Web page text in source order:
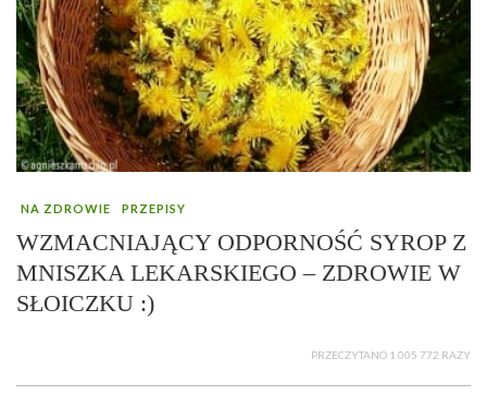
NA ZDROWIE PRZEPISY
WZMACNIAJĄCY ODPORNOŚĆ SYROP Z
MNISZKA LEKARSKIEGO – ZDROWIE W
SŁOICZKU :)
PRZECZYTANO 1 005 772 RAZY